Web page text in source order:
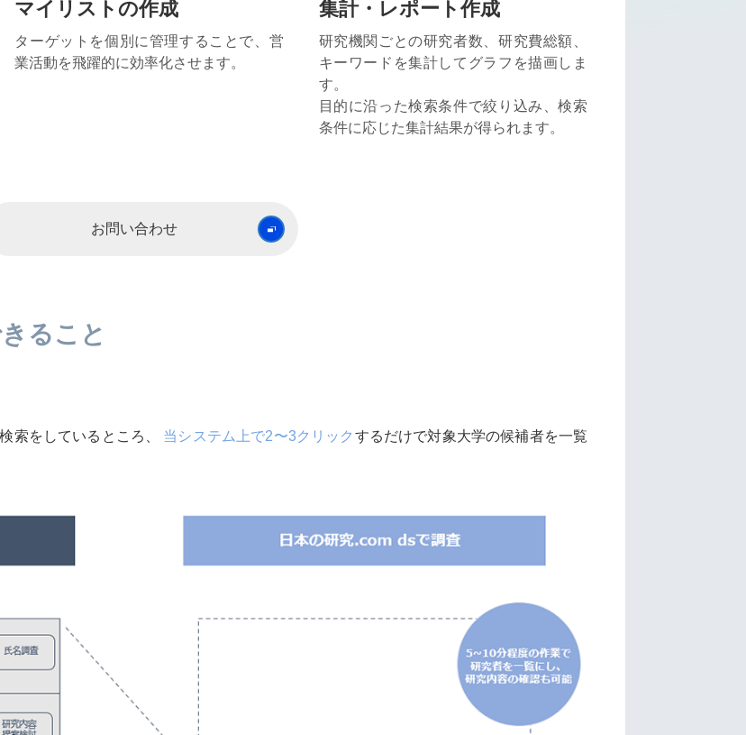
マイリストの作成
ターゲットを個別に管理することで、営
業活動を飛躍的に効率化させます。
集計・レポート作成
研究機関ごとの研究者数、研究費総額、
キーワードを集計してグラフを描画しま
す。
目的に沿った検索条件で絞り込み、検索
条件に応じた集計結果が得られます。
お問い合わせ
ること
索をしているところ、 当システム上で2〜3クリック するだけで対象大学の候補者を一覧